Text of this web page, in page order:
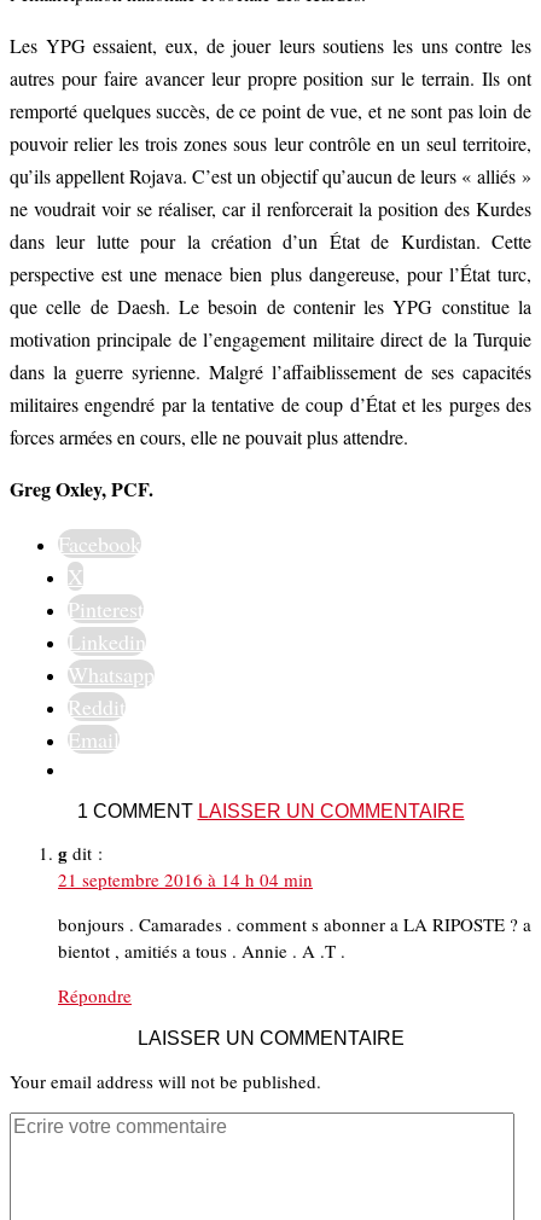
Les YPG essaient, eux, de jouer leurs soutiens les uns contre les
autres pour faire avancer leur propre position sur le terrain. Ils ont
remporté quelques succès, de ce point de vue, et ne sont pas loin de
pouvoir relier les trois zones sous leur contrôle en un seul territoire,
qu’ils appellent Rojava. C’est un objectif qu’aucun de leurs « alliés »
ne voudrait voir se réaliser, car il renforcerait la position des Kurdes
dans leur lutte pour la création d’un État de Kurdistan. Cette
perspective est une menace bien plus dangereuse, pour l’État turc,
que celle de Daesh. Le besoin de contenir les YPG constitue la
motivation principale de l’engagement militaire direct de la Turquie
dans la guerre syrienne. Malgré l’affaiblissement de ses capacités
militaires engendré par la tentative de coup d’État et les purges des
forces armées en cours, elle ne pouvait plus attendre.
Greg Oxley, PCF.
Facebook
X
Pinterest
Linkedin
Whatsapp
Reddit
Email
1 COMMENT LAISSER UN COMMENTAIRE
g dit :
21 septembre 2016 à 14 h 04 min
bonjours . Camarades . comment s abonner a LA RIPOSTE ? a
bientot , amitiés a tous . Annie . A .T .
Répondre
LAISSER UN COMMENTAIRE
Your email address will not be published.